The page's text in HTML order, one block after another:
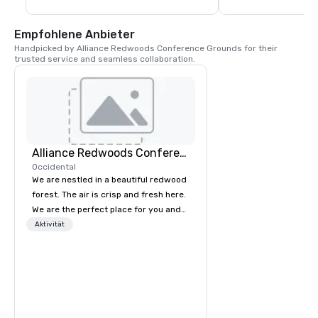
natürlich das
Union treffen sich
Empfohlene Anbieter
Handpicked by Alliance Redwoods Conference Grounds for their
trusted service and seamless collaboration.
Alliance Redwoods Conference Grounds
Occidental
We are nestled in a beautiful redwood
forest. The air is crisp and fresh here.
We are the perfect place for you and
your group to come get away from
Aktivität